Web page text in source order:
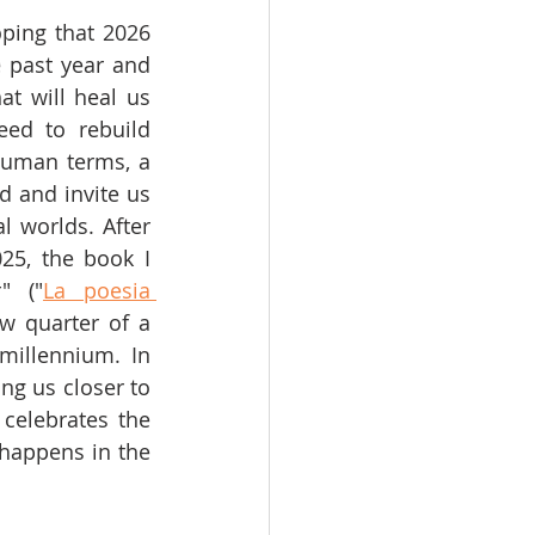
that 2026
year and
will heal us
to rebuild
terms, a
and invite us
worlds. After
the book I
("La poesia
quarter of a
In
us closer to
the
in the